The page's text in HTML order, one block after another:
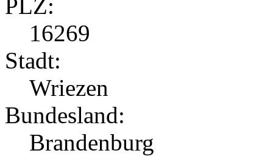
PLZ:
16269
Stadt:
Wriezen
Bundesland:
Brandenburg